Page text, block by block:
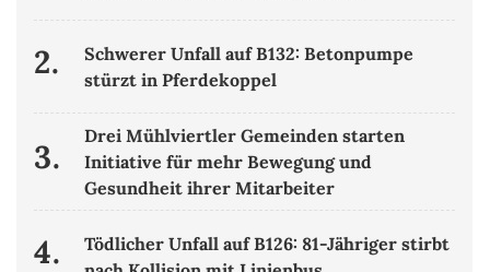
2.
Schwerer Unfall auf B132: Betonpumpe
stürzt in Pferdekoppel
3.
Drei Mühlviertler Gemeinden starten
Initiative für mehr Bewegung und
Gesundheit ihrer Mitarbeiter
4.
Tödlicher Unfall auf B126: 81-Jähriger stirbt